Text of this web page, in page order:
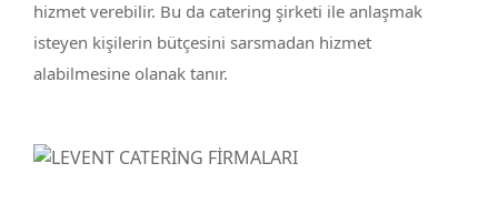
hizmet verebilir. Bu da catering şirketi ile anlaşmak
isteyen kişilerin bütçesini sarsmadan hizmet
alabilmesine olanak tanır.